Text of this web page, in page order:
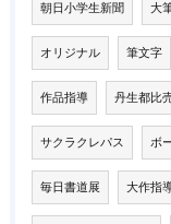
朝日小学生新聞 大
オリジナル 筆文字
作品指導 丹生都比
サクラクレパス ボ
毎日書道展 大作指